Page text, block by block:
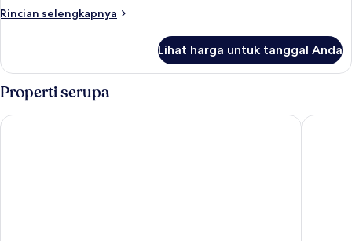
Asap
laut
Rincian selengkapnya
Rincian
Kamar,
1
Tempat
Tidur
King,
Lihat harga untuk tanggal Anda
Properti serupa
Penang Marriott Hotel JEN